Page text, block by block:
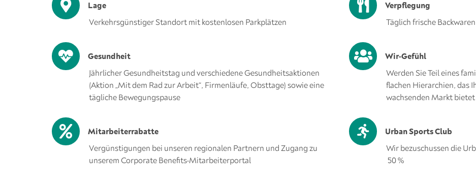
Lage
Verkehrsgünstiger Standort mit kostenlosen Parkplätzen
Verpflegung
Täglich frische
Gesundheit
Jährlicher Gesundheitstag und verschiedene Gesundheitsaktionen
(Aktion „Mit dem Rad zur Arbeit“, Firmenläufe, Obsttage) sowie eine
tägliche Bewegungspause
Wir-Gefühl
Werden Sie Teil eines
flachen Hierarchien, das
wachsenden Markt bietet
Mitarbeiterrabatte
Vergünstigungen bei unseren regionalen Partnern und Zugang zu
unserem Corporate Benefits-Mitarbeiterportal
Urban Sports Club
Wir bezuschussen die
50 %